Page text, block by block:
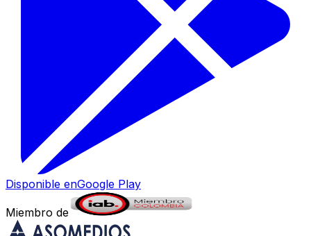
Disponible enGoogle Play
Miembro de